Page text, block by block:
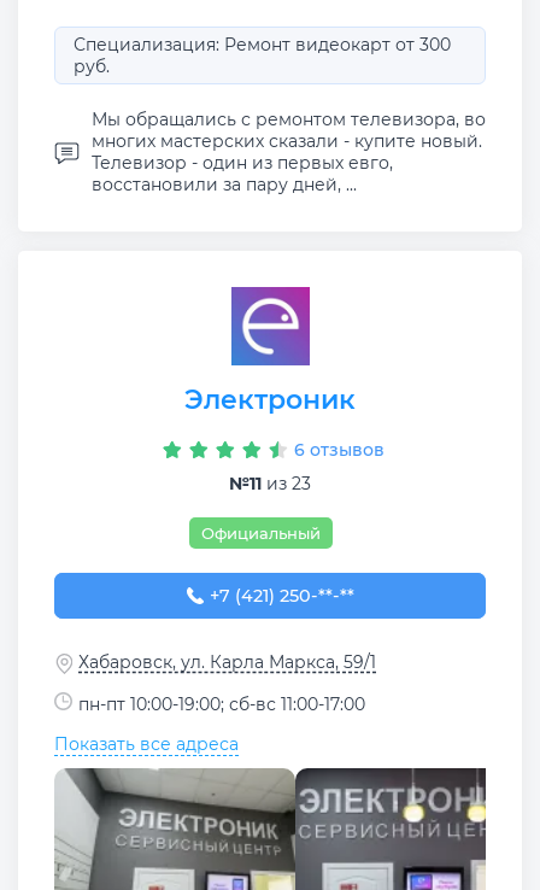
Специализация: Ремонт видеокарт от 300
руб.
Мы обращались с ремонтом телевизора, во
многих мастерских сказали - купите новый.
Телевизор - один из первых евго,
восстановили за пару дней, ...
Электроник
6 отзывов
№11 из 23
Официальный
+7 (421) 250-00-66
+7 (421) 250-**-**
Хабаровск, ул. Карла Маркса, 59/1
пн-пт 10:00-19:00; сб-вс 11:00-17:00
Показать все адреса